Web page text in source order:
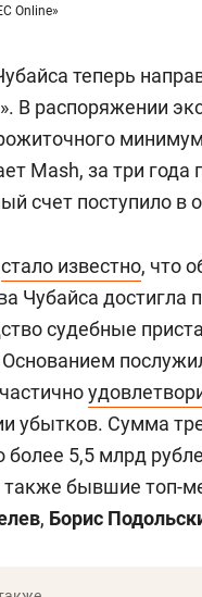
Online»
теперь
В распоряжении
Mash, за три года
счет поступило в
стало известно, что
Чубайса достигла
судебные
убытков. Сумма
более 5,5 млрд
также бывшие топ-
, Борис